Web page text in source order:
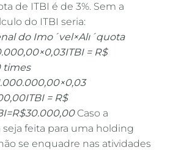
de ITBI é de 3%. Sem a
do ITBI seria:
nal do Imoˊvel×Alıˊquota
= R$
times
,00×0,03
= R$
I=R$30.000,00Caso a
feita para uma holding
se enquadre nas atividades